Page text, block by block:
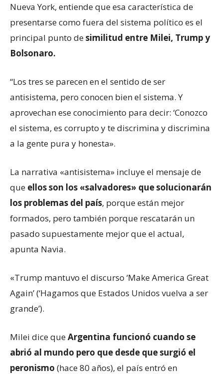
Nueva York, entiende que esa característica de
presentarse como fuera del sistema político es el
principal punto desimilitud entre Milei, Trump y
Bolsonaro.
“Los tres se parecen en el sentido de ser
antisistema, pero conocen bien el sistema. Y
aprovechan ese conocimiento para decir: ‘Conozco
el sistema, es corrupto y te discrimina y discrimina
a la gente pura y honesta».
La narrativa «antisistema» incluye el mensaje de
que ellos son los «salvadores» que solucionarán
los problemas del país, porque están mejor
formados, pero también porque rescatarán un
pasado supuestamente mejor que el actual,
apunta Navia.
«Trump mantuvo el discurso ‘Make America Great
Again’ (‘Hagamos que Estados Unidos vuelva a ser
grande’).
Milei dice queArgentina funcionó cuando se
abrió al mundo pero que desde que surgió el
peronismo (hace 80 años), el país entró en